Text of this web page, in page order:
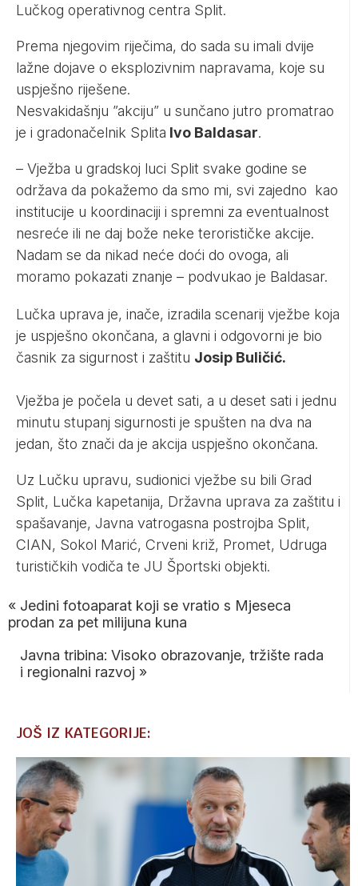
Lučkog operativnog centra Split.
Prema njegovim riječima, do sada su imali dvije
lažne dojave o eksplozivnim napravama, koje su
uspješno riješene.
Nesvakidašnju ”akciju” u sunčano jutro promatrao
je i gradonačelnik Splita Ivo Baldasar.
– Vježba u gradskoj luci Split svake godine se
održava da pokažemo da smo mi, svi zajedno kao
institucije u koordinaciji i spremni za eventualnost
nesreće ili ne daj bože neke terorističke akcije.
Nadam se da nikad neće doći do ovoga, ali
moramo pokazati znanje – podvukao je Baldasar.
Lučka uprava je, inače, izradila scenarij vježbe koja
je uspješno okončana, a glavni i odgovorni je bio
časnik za sigurnost i zaštitu Josip Buličić.
Vježba je počela u devet sati, a u deset sati i jednu
minutu stupanj sigurnosti je spušten na dva na
jedan, što znači da je akcija uspješno okončana.
Uz Lučku upravu, sudionici vježbe su bili Grad
Split, Lučka kapetanija, Državna uprava za zaštitu i
spašavanje, Javna vatrogasna postrojba Split,
CIAN, Sokol Marić, Crveni križ, Promet, Udruga
turističkih vodiča te JU Športski objekti.
« Jedini fotoaparat koji se vratio s Mjeseca
prodan za pet milijuna kuna
Javna tribina: Visoko obrazovanje, tržište rada
i regionalni razvoj »
JOŠ IZ KATEGORIJE: